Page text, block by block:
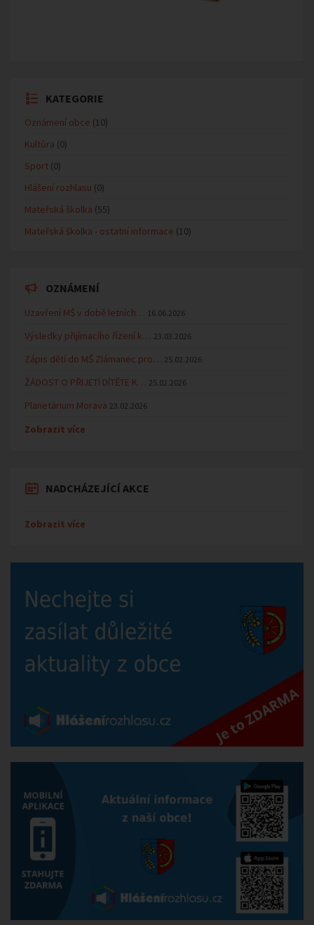
KATEGORIE
Oznámení obce (10)
Kultůra (0)
Sport (0)
Hlášení rozhlasu (0)
Mateřská školka (55)
Mateřská školka - ostatní informace (10)
OZNÁMENÍ
Uzavření MŠ v době letních… 16.06.2026
Výsledky přijímacího řízení k… 23.03.2026
Zápis dětí do MŠ Zlámanec pro… 25.02.2026
ŽÁDOST O PŘIJETÍ DÍTĚTE K… 25.02.2026
Planetárium Morava 23.02.2026
Zobrazit více
NADCHÁZEJÍCÍ AKCE
Zobrazit více